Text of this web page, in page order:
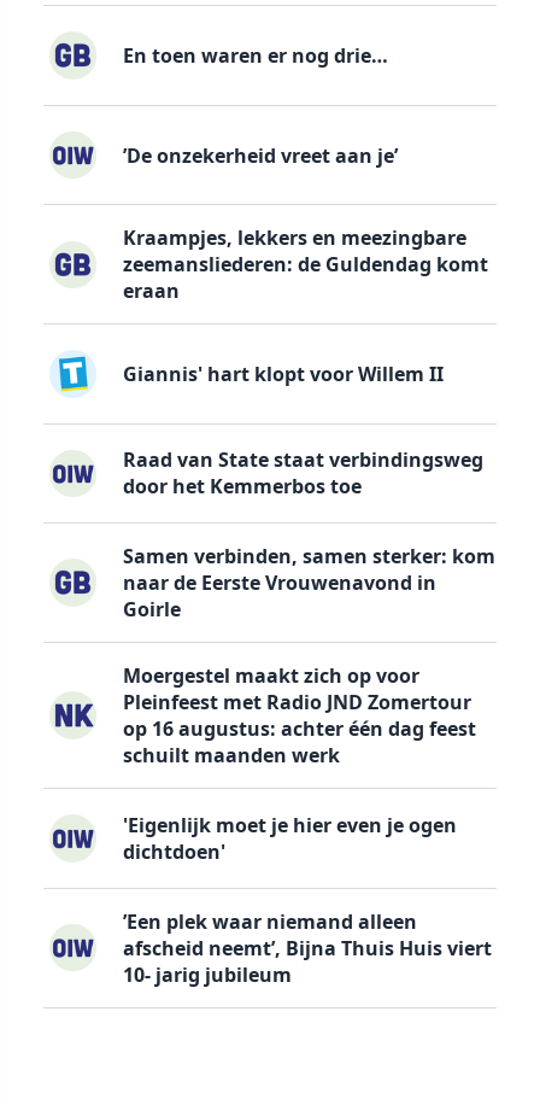
En toen waren er nog drie…
’De onzekerheid vreet aan je’
Kraampjes, lekkers en meezingbare
zeemansliederen: de Guldendag komt
eraan
Giannis' hart klopt voor Willem II
Raad van State staat verbindingsweg
door het Kemmerbos toe
Samen verbinden, samen sterker: kom
naar de Eerste Vrouwenavond in
Goirle
Moergestel maakt zich op voor
Pleinfeest met Radio JND Zomertour
op 16 augustus: achter één dag feest
schuilt maanden werk
'Eigenlijk moet je hier even je ogen
dichtdoen'
’Een plek waar niemand alleen
afscheid neemt’, Bijna Thuis Huis viert
10- jarig jubileum